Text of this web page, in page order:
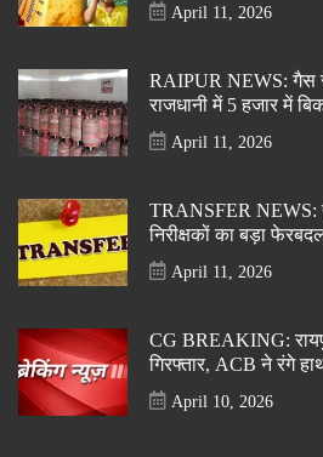
April 11, 2026
RAIPUR NEWS: गैस
राजधानी में 5 हजार में
April 11, 2026
TRANSFER NEWS:
निरीक्षकों का बड़ा
April 11, 2026
CG BREAKING:
गिरफ्तार, ACB ने रंगे
April 10, 2026